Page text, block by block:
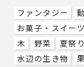
ファンタジー
お菓子・スイーツ
木
野菜 夏祭り
水辺の生き物